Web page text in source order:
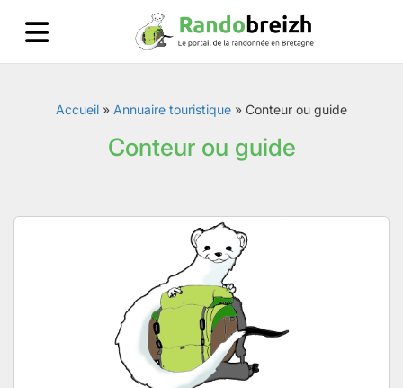
Accueil » Annuaire touristique » Conteur ou guide
Conteur ou guide